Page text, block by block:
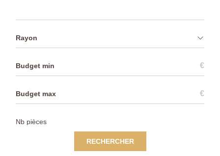
Rayon
€
€
RECHERCHER